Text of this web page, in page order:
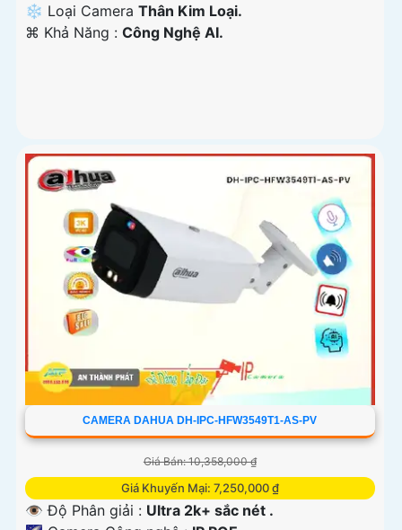
❄ Loại Camera Thân Kim Loại.
️⌘ Khả Năng : Công Nghệ AI.
CAMERA DAHUA DH-IPC-HFW3549T1-AS-PV
Giá Bán: 10,358,000 ₫
Giá Khuyến Mại: 7,250,000 ₫
👁 Độ Phân giải : Ultra 2k+ sắc nét .